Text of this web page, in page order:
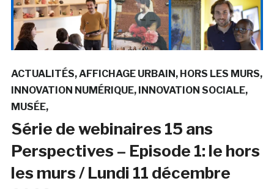
ACTUALITÉS AFFICHAGE URBAIN HORS LES MURS
INNOVATION NUMÉRIQUE INNOVATION SOCIALE
MUSÉE
Série de webinaires 15 ans
Perspectives – Episode 1: le hors
les murs / Lundi 11 décembre